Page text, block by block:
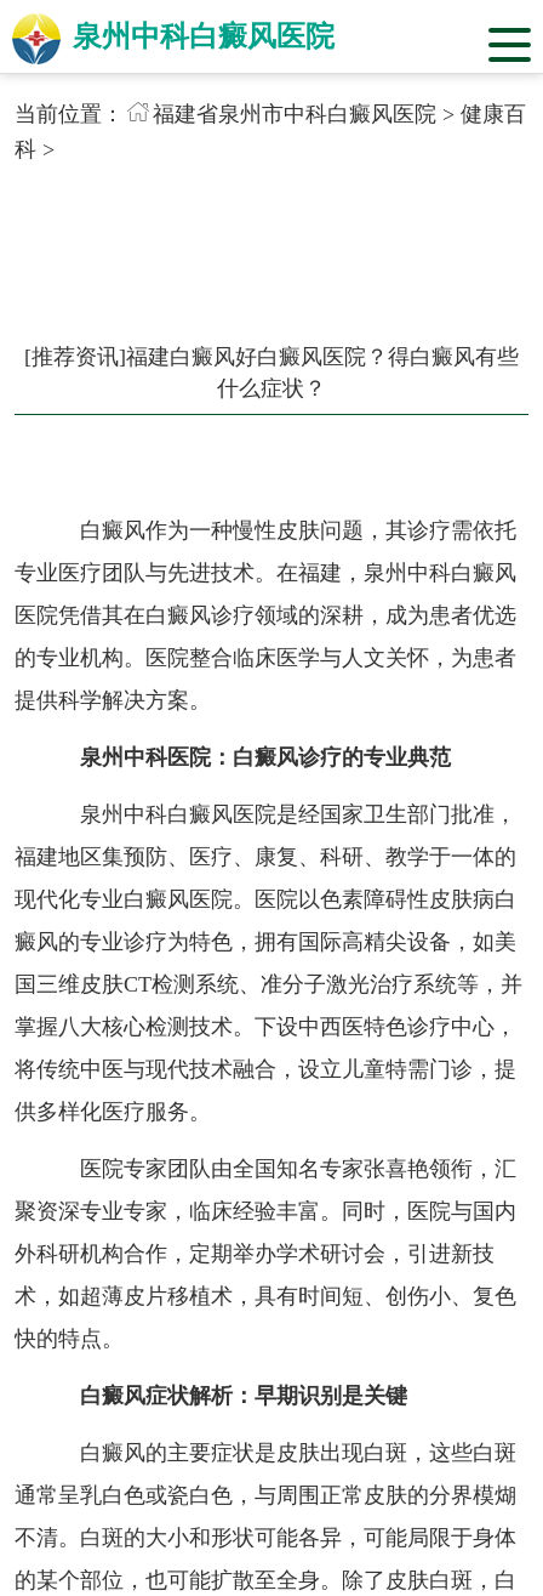
泉州中科白癜风医院
当前位置： 福建省泉州市中科白癜风医院> 健康百
科>
[推荐资讯]福建白癜风好白癜风医院？得白癜风有些
什么症状？
白癜风作为一种慢性皮肤问题，其诊疗需依托
专业医疗团队与先进技术。在福建，泉州中科白癜风
医院凭借其在白癜风诊疗领域的深耕，成为患者优选
的专业机构。医院整合临床医学与人文关怀，为患者
提供科学解决方案。
泉州中科医院：白癜风诊疗的专业典范
泉州中科白癜风医院是经国家卫生部门批准，
福建地区集预防、医疗、康复、科研、教学于一体的
现代化专业白癜风医院。医院以色素障碍性皮肤病白
癜风的专业诊疗为特色，拥有国际高精尖设备，如美
国三维皮肤CT检测系统、准分子激光治疗系统等，并
掌握八大核心检测技术。下设中西医特色诊疗中心，
将传统中医与现代技术融合，设立儿童特需门诊，提
供多样化医疗服务。
医院专家团队由全国知名专家张喜艳领衔，汇
聚资深专业专家，临床经验丰富。同时，医院与国内
外科研机构合作，定期举办学术研讨会，引进新技
术，如超薄皮片移植术，具有时间短、创伤小、复色
快的特点。
白癜风症状解析：早期识别是关键
白癜风的主要症状是皮肤出现白斑，这些白斑
通常呈乳白色或瓷白色，与周围正常皮肤的分界模煳
不清。白斑的大小和形状可能各异，可能局限于身体
的某个部位，也可能扩散至全身。除了皮肤白斑，白